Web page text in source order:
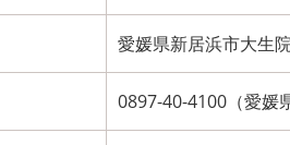
愛媛県新居浜市大生
0897-40-4100（愛媛